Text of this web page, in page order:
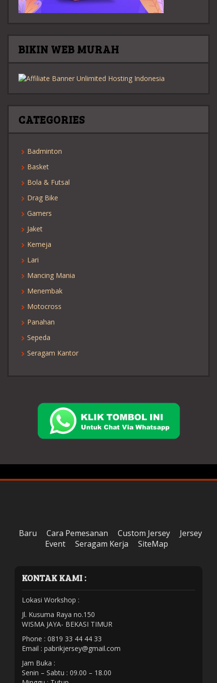
BIKIN WEB MURAH
CATEGORIES
Badminton
Basket
Bola & Futsal
Drag Bike
Gamers
Jaket
Kemeja
Lari
Mancing Mania
Menembak
Motocross
Panahan
Sepeda
Seragam Kantor
Baru Cara Pemesanan Custom Jersey
Jersey
Event
Seragam Kerja SiteMap
KONTAK KAMI :
Lokasi Workshop :
Jl. Kusuma Raya no.150
WISMA JAYA- BEKASI TIMUR
Phone : 0819 33 44 44 33
Email : pabrikjersey@gmail.com
Jam Buka :
Senin – Sabtu : 09.00 – 18.00